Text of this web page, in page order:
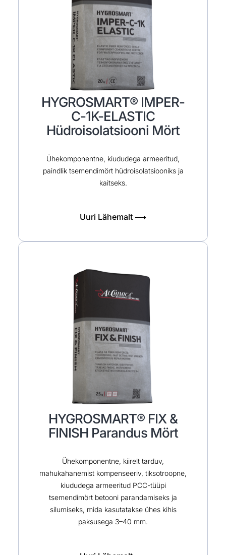
HYGROSMART® IMPER-
C-1K-ELASTIC
Hüdroisolatsiooni Mört
Ühekomponentne, kiududega armeeritud,
paindlik tsemendimört hüdroisolatsiooniks ja
kaitseks.
Uuri Lähemalt ⟶
HYGROSMART® FIX &
FINISH Parandus Mört
Ühekomponentne, kiirelt tarduv,
mahukahanemist kompenseeriv, tiksotroopne,
kiududega armeeritud PCC-tüüpi
tsemendimört betooni parandamiseks ja
silumiseks, mida kasutatakse ühes kihis
paksusega 3–40 mm.